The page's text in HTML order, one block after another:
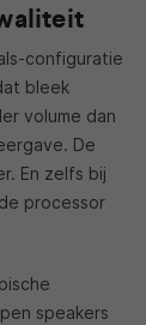
configuratie
bleek
volume dan
De
En zelfs bij
processor
speakers